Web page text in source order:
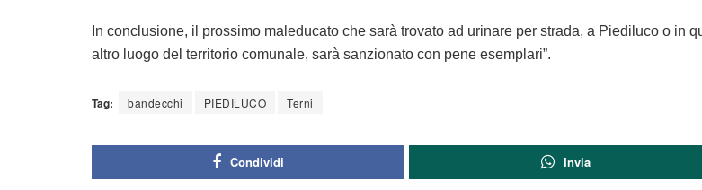
In conclusione, il prossimo maleducato che sarà trovato ad urinare per strada, a Piediluco o in
altro luogo del territorio comunale, sarà sanzionato con pene esemplari”.
Tag: bandecchi PIEDILUCO Terni
Condividi Invia